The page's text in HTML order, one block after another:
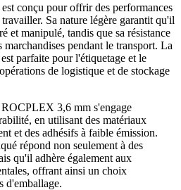
conçu pour offrir des performances
Sa nature légère garantit qu'il
et manipulé, tandis que sa résistance
pendant le transport. La
parfaite pour l'étiquetage et le
de logistique et de stockage
3,6 mm s'engage
en utilisant des matériaux
et des adhésifs à faible émission.
répond non seulement à des
qu'il adhère également aux
offrant ainsi un choix
d'emballage.